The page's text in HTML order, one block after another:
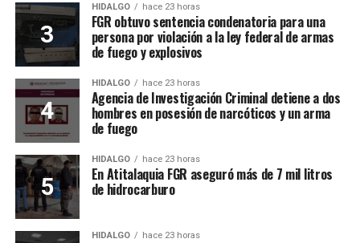
HIDALGO hace 23 horas
FGR obtuvo sentencia condenatoria para una
persona por violación a la ley federal de armas
de fuego y explosivos
HIDALGO hace 23 horas
Agencia de Investigación Criminal detiene a dos
hombres en posesión de narcóticos y un arma
de fuego
HIDALGO hace 23 horas
En Atitalaquia FGR aseguró más de 7 mil litros
de hidrocarburo
HIDALGO hace 23 horas